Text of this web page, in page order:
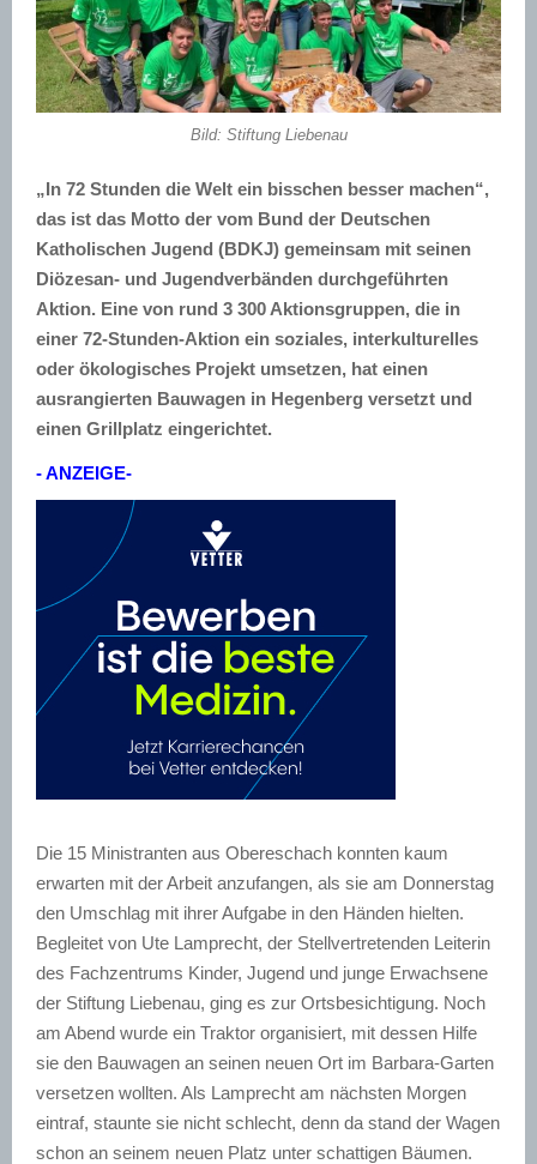
Bild: Stiftung Liebenau
„In 72 Stunden die Welt ein bisschen besser machen“,
das ist das Motto der vom Bund der Deutschen
Katholischen Jugend (BDKJ) gemeinsam mit seinen
Diözesan- und Jugendverbänden durchgeführten
Aktion. Eine von rund 3 300 Aktionsgruppen, die in
einer 72-Stunden-Aktion ein soziales, interkulturelles
oder ökologisches Projekt umsetzen, hat einen
ausrangierten Bauwagen in Hegenberg versetzt und
einen Grillplatz eingerichtet.
- ANZEIGE-
Die 15 Ministranten aus Obereschach konnten kaum
erwarten mit der Arbeit anzufangen, als sie am Donnerstag
den Umschlag mit ihrer Aufgabe in den Händen hielten.
Begleitet von Ute Lamprecht, der Stellvertretenden Leiterin
des Fachzentrums Kinder, Jugend und junge Erwachsene
der Stiftung Liebenau, ging es zur Ortsbesichtigung. Noch
am Abend wurde ein Traktor organisiert, mit dessen Hilfe
sie den Bauwagen an seinen neuen Ort im Barbara-Garten
versetzen wollten. Als Lamprecht am nächsten Morgen
eintraf, staunte sie nicht schlecht, denn da stand der Wagen
schon an seinem neuen Platz unter schattigen Bäumen.